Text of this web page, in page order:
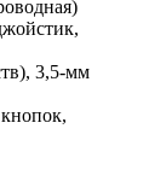
3,5‑мм